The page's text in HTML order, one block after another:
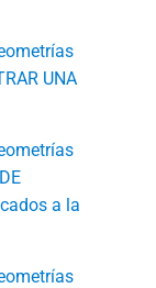
UNA
a la